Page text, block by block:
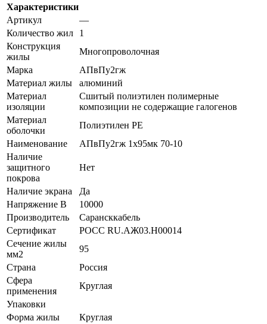
Характеристики
Артикул
—
Количество жил
1
Конструкция
жилы
Многопроволочная
Марка
АПвПу2гж
Материал жилы
алюминий
Материал
изоляции
Сшитый полиэтилен полимерные
композиции не содержащие галогенов
Материал
оболочки
Полиэтилен PE
Наименование
АПвПу2гж 1х95мк 70-10
Наличие
защитного
покрова
Нет
Наличие экрана
Да
Напряжение В
10000
Производитель
Сарансккабель
Сертификат
POCC RU.АЖ03.H00014
Сечение жилы
мм2
95
Страна
Россия
Сфера
применения
Круглая
Упаковки
Форма жилы
Круглая